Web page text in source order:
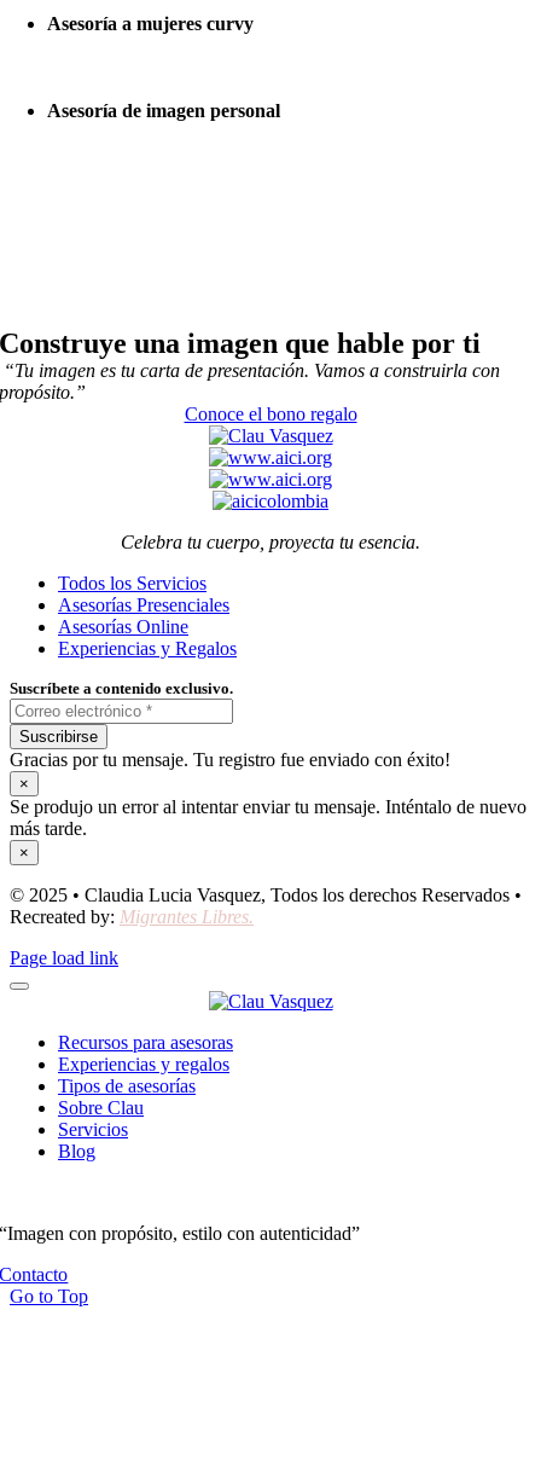
Asesoría a mujeres curvy
Asesoría de imagen personal
Construye una imagen que hable por ti
“Tu imagen es tu carta de presentación. Vamos a construirla con
propósito.”
Conoce el bono regalo
Celebra tu cuerpo, proyecta tu esencia.
Todos los Servicios
Asesorías Presenciales
Asesorías Online
Experiencias y Regalos
Suscríbete a contenido exclusivo.
Suscribirse
Gracias por tu mensaje. Tu registro fue enviado con éxito!
×
Se produjo un error al intentar enviar tu mensaje. Inténtalo de nuevo
más tarde.
×
© 2025 • Claudia Lucia Vasquez, Todos los derechos Reservados •
Recreated by: Migrantes Libres.
Page load link
Recursos para asesoras
Experiencias y regalos
Tipos de asesorías
Sobre Clau
Servicios
Blog
“Imagen con propósito, estilo con autenticidad”
Contacto
Go to Top